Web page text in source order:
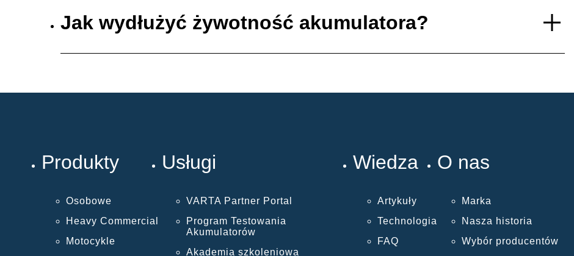
Jak wydłużyć żywotność akumulatora?
Produkty
Osobowe
Heavy Commercial
Motocykle
Usługi
VARTA Partner Portal
Program Testowania
Akumulatorów
Akademia szkoleniowa
Wiedza
Artykuły
Technologia
FAQ
O nas
Marka
Nasza historia
Wybór producentów